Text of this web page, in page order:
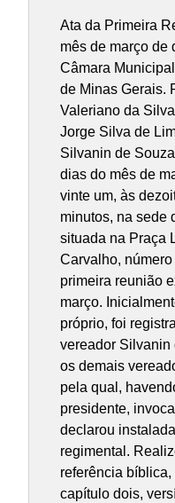
Ata da Primeira
mês de março de
Câmara
de Minas Gerais.
Valeriano da
Jorge Silva de
Silvanin de
dias do mês de
vinte um, às
minutos, na sede
situada na Praça
Carvalho,
primeira reunião
março.
próprio, foi
vereador Silvanin
os demais
pela qual,
presidente,
declarou
regimental.
referência
capítulo dois,